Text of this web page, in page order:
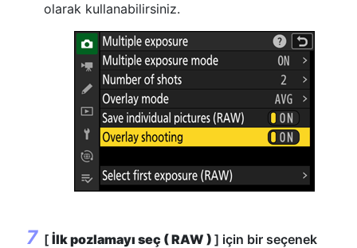
olarak kullanabilirsiniz.
[ İlk pozlamayı seç ( RAW ) ] için bir seçenek